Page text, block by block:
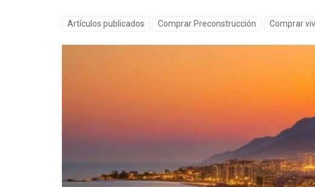
Artículos publicados Comprar Preconstrucción Comprar